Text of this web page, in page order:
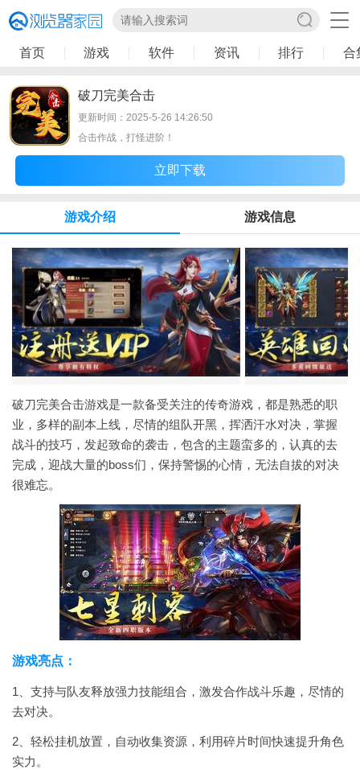
首页 游戏 软件 资讯 排行 合
破刀完美合击
更新时间：2025-5-26 14:26:50
合击作战，打怪进阶！
立即下载
游戏介绍 游戏信息
破刀完美合击游戏是一款备受关注的传奇游戏，都是熟悉的职
业，多样的副本上线，尽情的组队开黑，挥洒汗水对决，掌握
战斗的技巧，发起致命的袭击，包含的主题蛮多的，认真的去
完成，迎战大量的boss们，保持警惕的心情，无法自拔的对决
很难忘。
游戏亮点：
1、支持与队友释放强力技能组合，激发合作战斗乐趣，尽情的
去对决。
2、轻松挂机放置，自动收集资源，利用碎片时间快速提升角色
实力。